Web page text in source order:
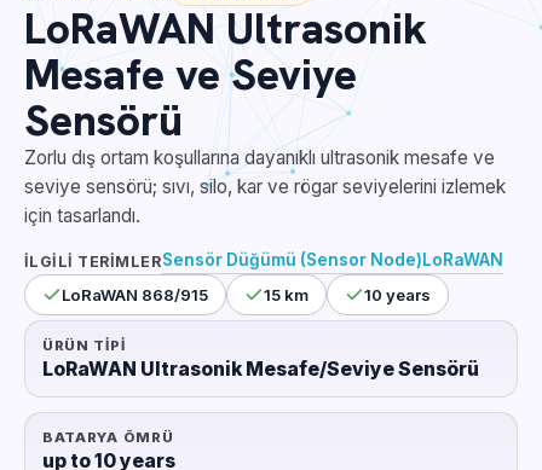
LoRaWAN Ultrasonik
Mesafe ve Seviye
Sensörü
Zorlu dış ortam koşullarına dayanıklı ultrasonik mesafe ve
seviye sensörü; sıvı, silo, kar ve rögar seviyelerini izlemek
için tasarlandı.
İLGILI TERIMLERSensör Düğümü (Sensor Node)LoRaWAN
LoRaWAN 868/915
15 km 10 years
ÜRÜN TIPI
LoRaWAN Ultrasonik Mesafe/Seviye Sensörü
BATARYA ÖMRÜ
up to 10 years